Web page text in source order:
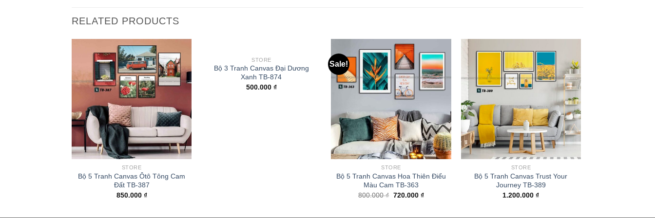
RELATED PRODUCTS
STORE
Bộ 5 Tranh Canvas Ôtô Tông Cam
Đất TB-387
850.000 ₫
STORE
Bộ 3 Tranh Canvas Đại Dương
Xanh TB-874
500.000 ₫
Sale!
STORE
Bộ 5 Tranh Canvas Hoa Thiên Điểu
Màu Cam TB-363
800.000₫ 720.000 ₫
STORE
Bộ 5 Tranh Canvas Trust Your
Journey TB-389
1.200.000₫